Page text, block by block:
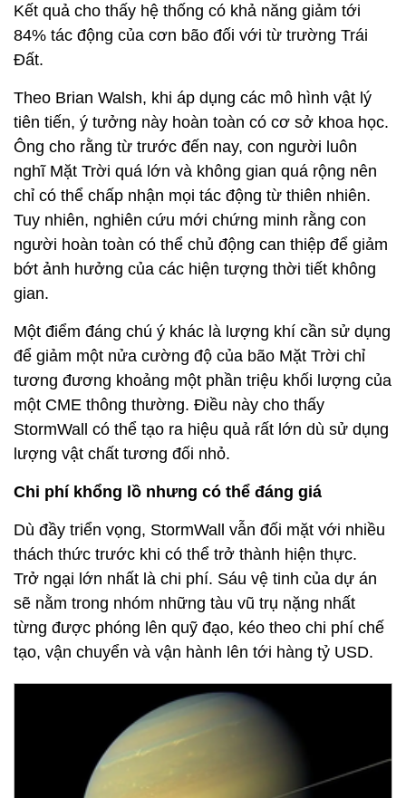
Kết quả cho thấy hệ thống có khả năng giảm tới
84% tác động của cơn bão đối với từ trường Trái
Đất.
Theo Brian Walsh, khi áp dụng các mô hình vật lý
tiên tiến, ý tưởng này hoàn toàn có cơ sở khoa học.
Ông cho rằng từ trước đến nay, con người luôn
nghĩ Mặt Trời quá lớn và không gian quá rộng nên
chỉ có thể chấp nhận mọi tác động từ thiên nhiên.
Tuy nhiên, nghiên cứu mới chứng minh rằng con
người hoàn toàn có thể chủ động can thiệp để giảm
bớt ảnh hưởng của các hiện tượng thời tiết không
gian.
Một điểm đáng chú ý khác là lượng khí cần sử dụng
để giảm một nửa cường độ của bão Mặt Trời chỉ
tương đương khoảng một phần triệu khối lượng của
một CME thông thường. Điều này cho thấy
StormWall có thể tạo ra hiệu quả rất lớn dù sử dụng
lượng vật chất tương đối nhỏ.
Chi phí khổng lồ nhưng có thể đáng giá
Dù đầy triển vọng, StormWall vẫn đối mặt với nhiều
thách thức trước khi có thể trở thành hiện thực.
Trở ngại lớn nhất là chi phí. Sáu vệ tinh của dự án
sẽ nằm trong nhóm những tàu vũ trụ nặng nhất
từng được phóng lên quỹ đạo, kéo theo chi phí chế
tạo, vận chuyển và vận hành lên tới hàng tỷ USD.